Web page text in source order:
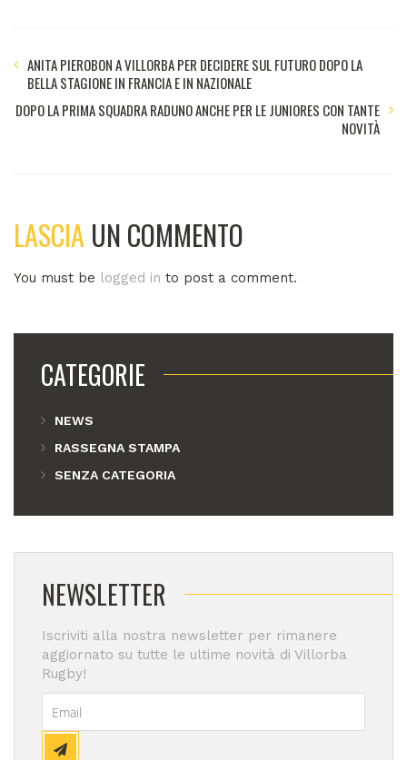
ANITA PIEROBON A VILLORBA PER DECIDERE SUL FUTURO DOPO LA
BELLA STAGIONE IN FRANCIA E IN NAZIONALE
DOPO LA PRIMA SQUADRA RADUNO ANCHE PER LE JUNIORES CON TANTE
NOVITÀ
LASCIA UN COMMENTO
You must be logged in to post a comment.
CATEGORIE
NEWS
RASSEGNA STAMPA
SENZA CATEGORIA
NEWSLETTER
Iscriviti alla nostra newsletter per rimanere
aggiornato su tutte le ultime novità di Villorba
Rugby!